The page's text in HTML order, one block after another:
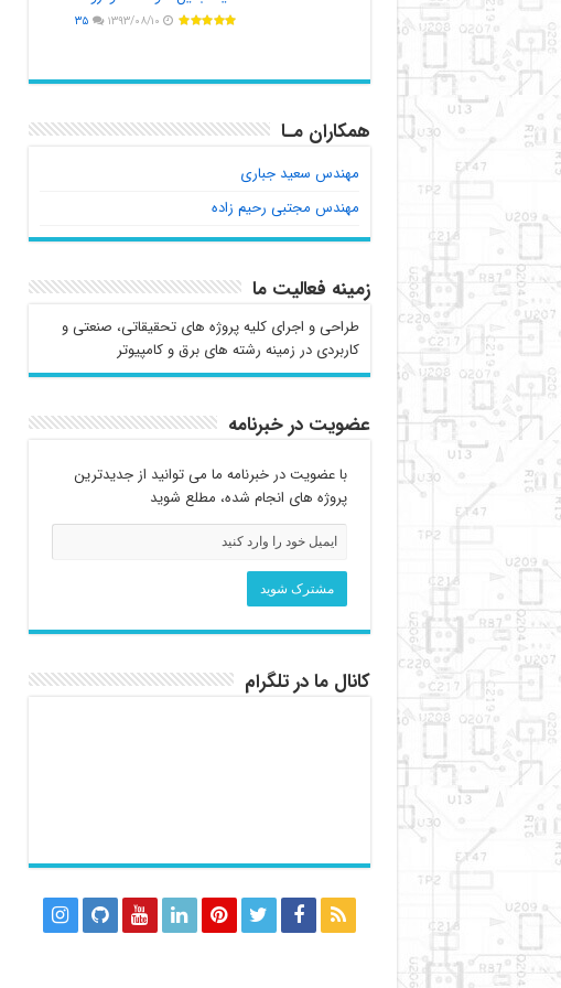
۱۳۹۳/۰۸/۱۰ ۳۵
همکاران مـا
مهندس سعید جباری
مهندس مجتبی رحیم زاده
زمینه فعالیت ما
طراحی و اجرای کلیه پروژه های تحقیقاتی، صنعتی و
کاربردی در زمینه رشته های برق و کامپیوتر
عضویت در خبرنامه
با عضویت در خبرنامه ما می توانید از جدیدترین
پروژه های انجام شده، مطلع شوید
کانال ما در تلگرام